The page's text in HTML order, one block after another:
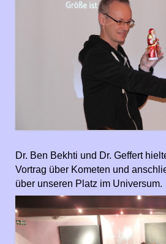
Dr. Ben Bekhti und Dr. Geffert
Vortrag über Kometen und
über unseren Platz im Universum.